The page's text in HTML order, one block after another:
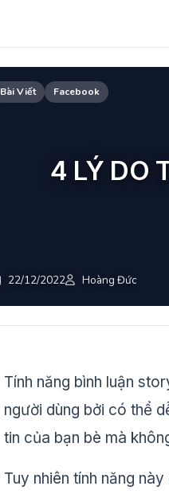
Bài Viết Facebook
4 LÝ DO
22/12/2022 Hoàng Đức
Tính năng bình luận
người dùng bởi có thể
tin của bạn bè mà
Tuy nhiên tính năng